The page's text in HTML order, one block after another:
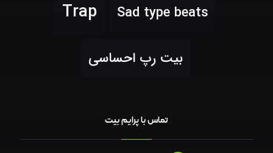
Sad type beats
Trap
بیت رپ احساسی
تماس با پرایم بیت